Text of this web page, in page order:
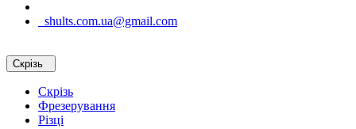
shults.com.ua@gmail.com
Скрізь
Скрізь
Фрезерування
Різці